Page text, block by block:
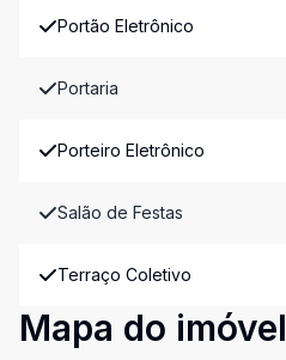
Portão Eletrônico
Portaria
Porteiro Eletrônico
Salão de Festas
Terraço Coletivo
Mapa do imóvel